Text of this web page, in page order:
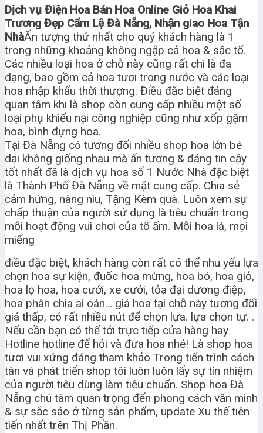
Dịch vụ Điện Hoa Bán Hoa Online Giỏ Hoa Khai
Trương Đẹp Cẩm Lệ Đà Nẵng, Nhận giao Hoa Tận
NhàẤn tượng thứ nhất cho quý khách hàng là 1
trong những khoảng không ngập cả hoa & sắc tố.
Các nhiều loại hoa ở chỗ này cũng rất chi là đa
dạng, bao gồm cả hoa tươi trong nước và các loại
hoa nhập khẩu thời thượng. Điều đặc biệt đáng
quan tâm khi là shop còn cung cấp nhiều một số
loại phụ khiếu nại công nghiệp cũng như xốp gặm
hoa, bình đựng hoa.
Tại Đà Nẵng có tương đối nhiều shop hoa lớn bé
dại không giống nhau mà ấn tượng & đáng tin cậy
tốt nhất đã là dịch vụ hoa số 1 Nước Nhà đặc biệt
là Thành Phố Đà Nẵng về mặt cung cấp. Chia sẻ
cảm hứng, nâng niu, Tặng Kèm quà. Luôn xem sự
chấp thuận của người sử dụng là tiêu chuẩn trong
mỗi hoạt động vui chơi của tổ ấm. Mỗi hoa lá, mọi
miếng
điều đặc biệt, khách hàng còn rất có thể nhu yếu lựa
chọn hoa sự kiện, đuốc hoa mừng, hoa bó, hoa giỏ,
hoa lọ hoa, hoa cưới, xe cưới, tỏa đại dương điệp,
hoa phân chia ai oán… giá hoa tại chỗ này tương đối
giá thấp, có rất nhiều nút để chọn lựa. lựa chọn tự. .
Nếu cần bạn có thể tới trực tiếp cửa hàng hay
Hotline hotline để hỏi và đưa hoa nhé! Là shop hoa
tươi vui xứng đáng tham khảo Trong tiến trình cách
tân và phát triển shop tôi luôn luôn lấy sự tín nhiệm
của người tiêu dùng làm tiêu chuẩn. Shop hoa Đà
Nẵng chú tâm quan trọng đến phong cách văn minh
& sự sắc sảo ở từng sản phẩm, update Xu thế tiên
tiến nhất trên Thị Phần.